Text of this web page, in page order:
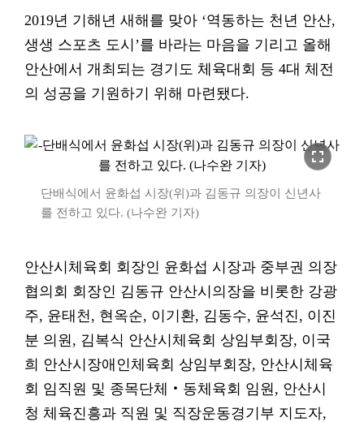
2019년 기해년 새해를 맞아 ‘역동하는 천년 안산,
생생 스포츠 도시’를 바라는 마음을 기리고 올해
안산에서 개최되는 경기도 체육대회 등 4대 체전
의 성공을 기원하기 위해 마련됐다.
fullscreen
단배식에서 윤화섭 시장(위)과 김동규 의장이 신년사
를 전하고 있다. (나수완 기자)
안산시체육회 회장인 윤화섭 시장과 중부권 의장
협의회 회장인 김동규 안산시의장을 비롯한 강광
주, 윤태천, 현옥순, 이기환, 김동수, 윤석진, 이진
분 의원, 김복식 안산시체육회 상임부회장, 이국
희 안산시장애인체육회 상임부회장, 안산시체육
회 임직원 및 종목단체‧동체육회 임원, 안산시
청 체육진흥과 직원 및 직장운동경기부 지도자,